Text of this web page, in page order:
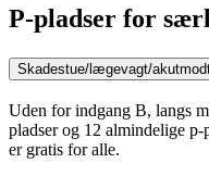
P-pladser for
Skadestue/lægevagt/
Uden for indgang B, langs
pladser og 12 almindelige
er gratis for alle.